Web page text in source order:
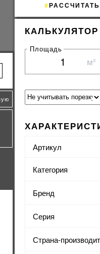
Площадь
м²
Артикул
Категория
Бренд
Серия
Страна-